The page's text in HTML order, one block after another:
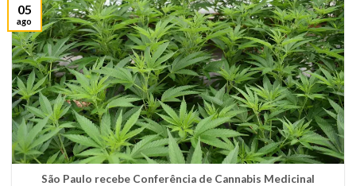
São Paulo recebe Conferência de Cannabis Medicinal
05
ago